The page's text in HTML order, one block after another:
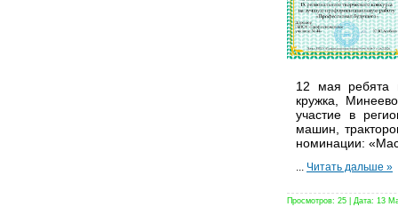
12 мая ребята
кружка,
участие в
машин,
номинации:
... Читать дальше »
Просмотров: 25 Дата: 13